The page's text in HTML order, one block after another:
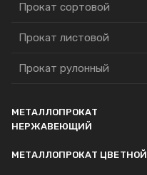
Проволока
Детали трубопровода
Сетка
Прокат сортовой
Прокат листовой
Прокат рулонный
МЕТАЛЛОПРОКАТ
НЕРЖАВЕЮЩИЙ
МЕТАЛЛОПРОКАТ ЦВЕТНОЙ